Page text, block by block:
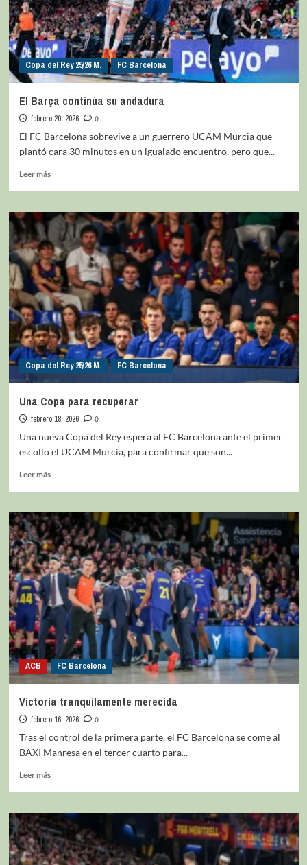
Copa del Rey 25/26 M. FC Barcelona
El Barça continúa su andadura
febrero 20, 2026
0
El FC Barcelona sobrevive a un guerrero UCAM Murcia que
plantó cara 30 minutos en un igualado encuentro, pero que...
Leer más
Copa del Rey 25/26 M. FC Barcelona
Una Copa para recuperar
febrero 18, 2026
0
Una nueva Copa del Rey espera al FC Barcelona ante el primer
escollo el UCAM Murcia, para confirmar que son...
Leer más
ACB FC Barcelona
Victoria tranquilamente merecida
febrero 16, 2026
0
Tras el control de la primera parte, el FC Barcelona se come al
BAXI Manresa en el tercer cuarto para...
Leer más